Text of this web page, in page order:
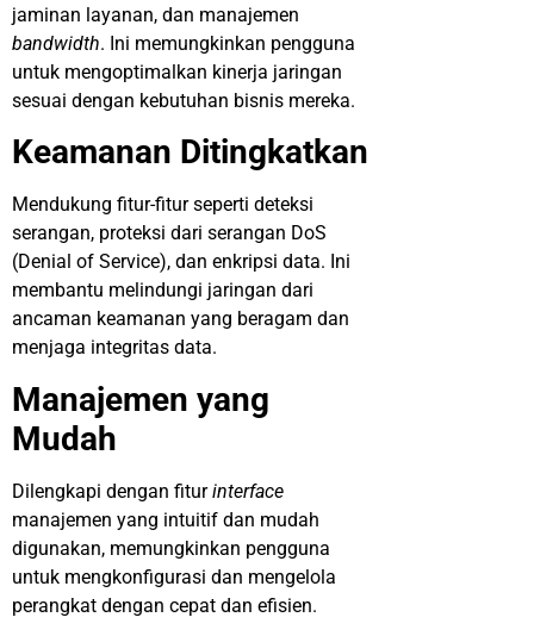
jaminan layanan, dan manajemen
bandwidth. Ini memungkinkan pengguna
untuk mengoptimalkan kinerja jaringan
sesuai dengan kebutuhan bisnis mereka.
Keamanan Ditingkatkan
Mendukung fitur-fitur seperti deteksi
serangan, proteksi dari serangan DoS
(Denial of Service), dan enkripsi data. Ini
membantu melindungi jaringan dari
ancaman keamanan yang beragam dan
menjaga integritas data.
Manajemen yang
Mudah
Dilengkapi dengan fiturinterface
manajemen yang intuitif dan mudah
digunakan, memungkinkan pengguna
untuk mengkonfigurasi dan mengelola
perangkat dengan cepat dan efisien.